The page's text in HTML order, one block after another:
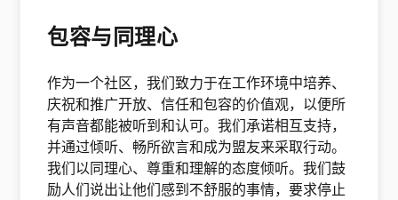
包容与同理心
作为一个社区，我们致力于在工作环境中培养、
庆祝和推广开放、信任和包容的价值观，以便所
有声音都能被听到和认可。我们承诺相互支持，
并通过倾听、畅所欲言和成为盟友来采取行动。
我们以同理心、尊重和理解的态度倾听。我们鼓
励人们说出让他们感到不舒服的事情，要求停止